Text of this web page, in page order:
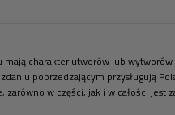
charakter utworów lub
poprzedzającym przysługują
w części, jak i w całości